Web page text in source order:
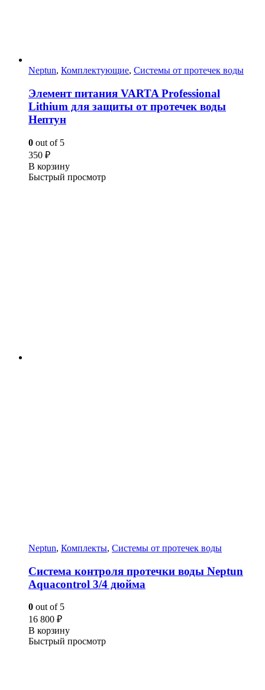
Neptun, Комплектующие, Системы от протечек воды
Элемент питания VARTA Professional
Lithium для защиты от протечек воды
Нептун
0 out of 5
350 ₽
В корзину
Быстрый просмотр
Neptun, Комплекты, Системы от протечек воды
Система контроля протечки воды Neptun
Aquacontrol 3/4 дюйма
0 out of 5
16 800 ₽
В корзину
Быстрый просмотр